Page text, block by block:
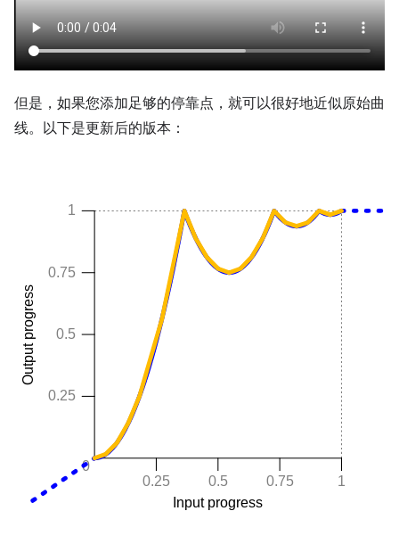
但是，如果您添加足够的停靠点，就可以很好地近似原始曲
线。以下是更新后的版本：